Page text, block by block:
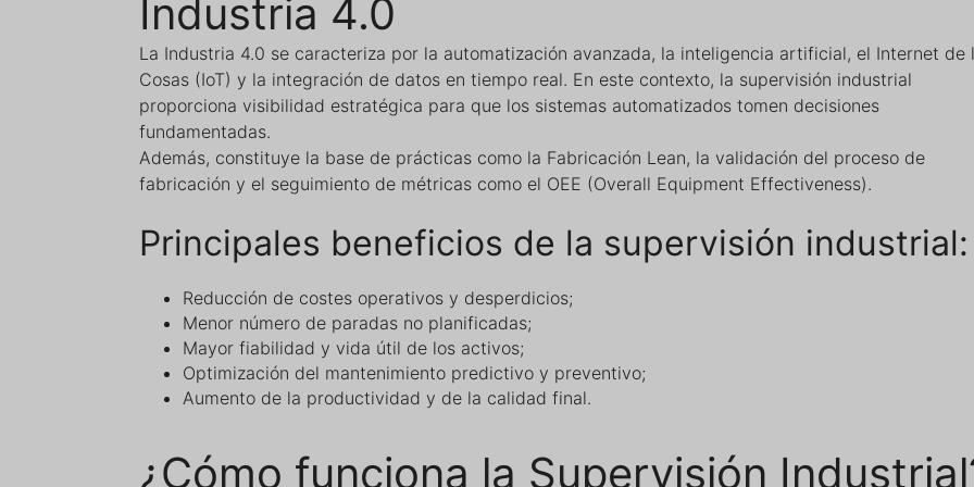
Industria 4.0
La Industria 4.0 se caracteriza por la automatización avanzada, la inteligencia artificial, el Internet de
Cosas (IoT) y la integración de datos en tiempo real. En este contexto, la supervisión industrial
proporciona visibilidad estratégica para que los sistemas automatizados tomen decisiones
fundamentadas.
Además, constituye la base de prácticas como la Fabricación Lean, la validación del proceso de
fabricación y el seguimiento de métricas como el OEE (Overall Equipment Effectiveness).
Principales beneficios de la supervisión industrial:
Reducción de costes operativos y desperdicios;
Menor número de paradas no planificadas;
Mayor fiabilidad y vida útil de los activos;
Optimización del mantenimiento predictivo y preventivo;
Aumento de la productividad y de la calidad final.
¿Cómo funciona la Supervisión